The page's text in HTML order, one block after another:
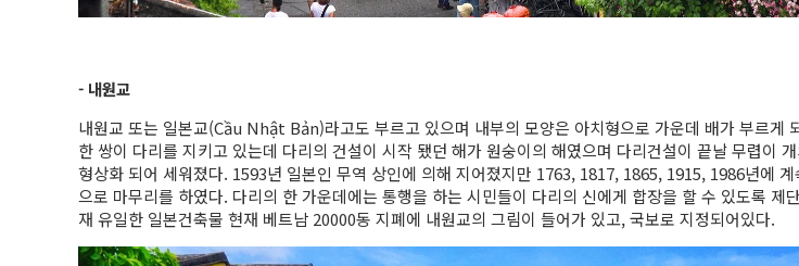
- 내원교
내원교 또는 일본교(Cầu Nhật Bản)라고도 부르고 있으며 내부의 모양은 아치형으로 가운데 배가 부르게
한 쌍이 다리를 지키고 있는데 다리의 건설이 시작 됐던 해가 원숭이의 해였으며 다리건설이 끝날 무렵이
형상화 되어 세워졌다. 1593년 일본인 무역 상인에 의해 지어졌지만 1763, 1817, 1865, 1915, 1986년에
으로 마무리를 하였다. 다리의 한 가운데에는 통행을 하는 시민들이 다리의 신에게 합장을 할 수 있도록
재 유일한 일본건축물 현재 베트남 20000동 지폐에 내원교의 그림이 들어가 있고, 국보로 지정되어있다.